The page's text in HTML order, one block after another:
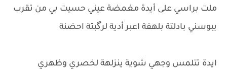
ملت براسي على أيدة مغمضة عيني حسيت بي من تقرب
يبوسني بادلتة بلهفة اعبر أدية لرگبتة احضنة
ايدة تتلمس وجهي شوية ينزلهة لخصري وظهري